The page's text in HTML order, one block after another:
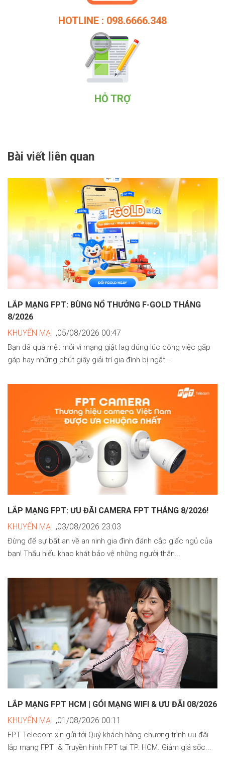
HOTLINE : 098.6666.348
HỖ TRỢ
Bài viết liên quan
LẮP MẠNG FPT: BÙNG NỔ THƯỞNG F-GOLD THÁNG
8/2026
KHUYẾN MẠI ,05/08/2026 00:47
Bạn đã quá mệt mỏi vì mạng giật lag đúng lúc công việc gấp
gáp hay những phút giây giải trí gia đình bị ngắt...
LẮP MẠNG FPT: ƯU ĐÃI CAMERA FPT THÁNG 8/2026!
KHUYẾN MẠI ,03/08/2026 23:03
Đừng để sự bất an về an ninh gia đình đánh cắp giấc ngủ của
bạn! Thấu hiểu khao khát bảo vệ những người thân...
LẮP MẠNG FPT HCM | GÓI MẠNG WIFI & ƯU ĐÃI 08/2026
KHUYẾN MẠI ,01/08/2026 00:11
FPT Telecom xin gửi tới Quý khách hàng chương trình ưu đãi
lắp mạng FPT & Truyền hình FPT tại TP. HCM. Giảm giá sốc...